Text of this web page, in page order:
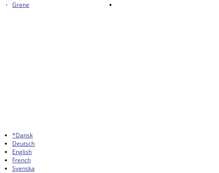
Grene
*Dansk
Deutsch
English
French
Svenska